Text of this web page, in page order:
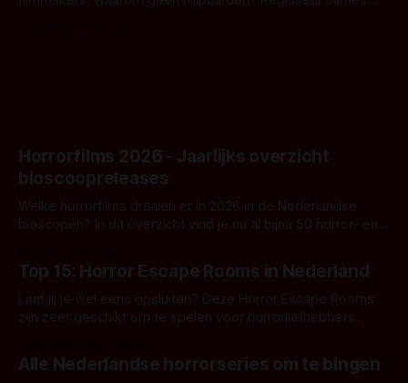
Horrorfilms 2026 - Jaarlijks overzicht
bioscoopreleases
Welke horrorfilms draaien er in 2026 in de Nederlandse
bioscopen? In dit overzicht vind je nu al bijna 50 horror- en
Top 15: Horror Escape Rooms in Nederland
Laat jij je wel eens opsluiten? Deze Horror Escape Rooms
zijn zeer geschikt om te spelen voor horrorliefhebbers.
Alle Nederlandse horrorseries om te bingen